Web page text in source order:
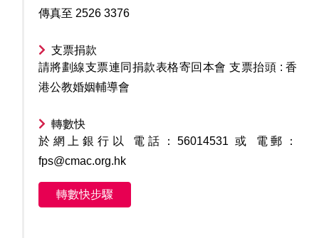
傳真至 2526 3376
支票捐款
請將劃線支票連同捐款表格寄回本會 支票抬頭 : 香
港公教婚姻輔導會
轉數快
於網上銀行以 電話：56014531 或 電郵：
fps@cmac.org.hk
轉數快步驟